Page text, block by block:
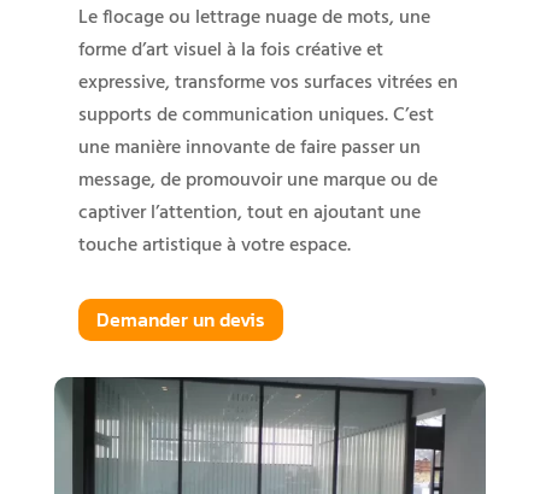
Le flocage ou lettrage nuage de mots, une
forme d’art visuel à la fois créative et
expressive, transforme vos surfaces vitrées en
supports de communication uniques. C’est
une manière innovante de faire passer un
message, de promouvoir une marque ou de
captiver l’attention, tout en ajoutant une
touche artistique à votre espace.
Demander un devis